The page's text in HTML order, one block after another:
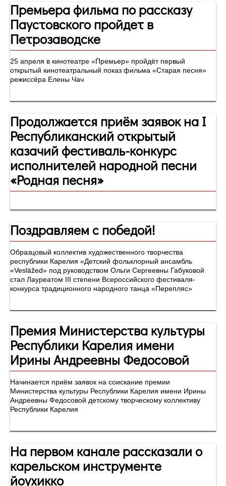
Премьера фильма по рассказу
Паустовского пройдет в
Петрозаводске
25 апреля в кинотеатре «Премьер» пройдёт первый
открытый кинотеатральный показ фильма «Старая песня»
режиссёра Елены Чач
Продолжается приём заявок на I
Республиканский открытый
казачий фестиваль-конкурс
исполнителей народной песни
«Родная песня»
Поздравляем с победой!
Образцовый коллектив художественного творчества
республики Карелия «Детский фольклорный ансамбль
«Vesläžed» под руководством Ольги Сергеевны Габуковой
стал Лауреатом III степени Всероссийского фестиваля-
конкурса традиционного народного танца «Перепляс»
Премия Министерства культуры
Республики Карелия имени
Ирины Андреевны Федосовой
Начинается приём заявок на соискание премии
Министерства культуры Республики Карелия имени Ирины
Андреевны Федосовой детскому творческому коллективу
Республики Карелия
На первом канале рассказали о
карельском инструменте
йоухикко